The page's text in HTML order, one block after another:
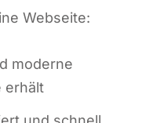
Webseite:
moder­ne
erhält